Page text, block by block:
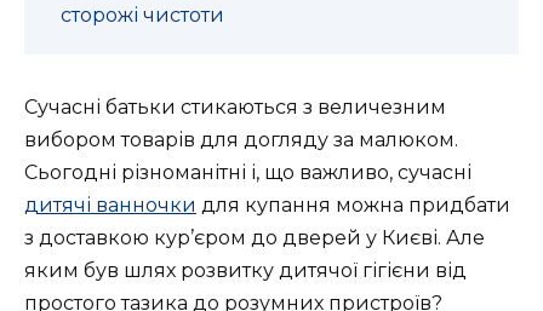
сторожі чистоти
Сучасні батьки стикаються з величезним
вибором товарів для догляду за малюком.
Сьогодні різноманітні і, що важливо, сучасні
дитячі ванночки для купання можна придбати
з доставкою кур’єром до дверей у Києві. Але
яким був шлях розвитку дитячої гігієни від
простого тазика до розумних пристроїв?